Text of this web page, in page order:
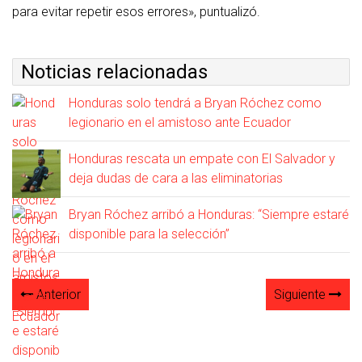
para evitar repetir esos errores», puntualizó.
Noticias relacionadas
Honduras solo tendrá a Bryan Róchez como
legionario en el amistoso ante Ecuador
Honduras rescata un empate con El Salvador y
deja dudas de cara a las eliminatorias
Bryan Róchez arribó a Honduras: “Siempre estaré
disponible para la selección”
Anterior Siguiente